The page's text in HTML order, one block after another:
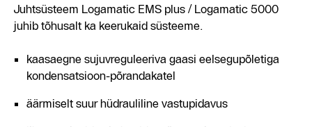
Juhtsüsteem Logamatic EMS plus / Logamatic 5000
juhib tõhusalt ka keerukaid süsteeme.
kaasaegne sujuvreguleeriva gaasi eelsegupõletiga
kondensatsioon-põrandakatel
äärmiselt suur hüdrauliline vastupidavus